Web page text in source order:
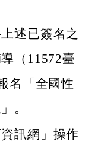
述已簽名之
（11572臺
名「全國性
。
訊網」操作